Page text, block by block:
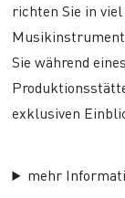
richten Sie in
Musikinstrument
Sie während
exklusiven
mehr